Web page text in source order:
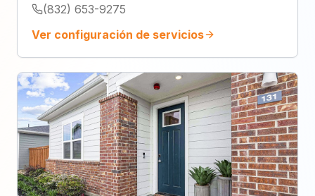
(832) 653-9275
Ver configuración de servicios